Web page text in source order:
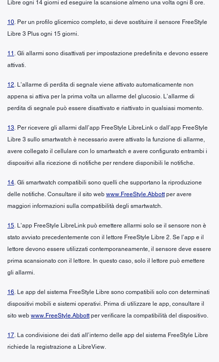
Libre ogni 14 giorni ed eseguire la scansione almeno una volta ogni 8 ore.
10. Per un profilo glicemico completo, si deve sostituire il sensore FreeStyle
Libre 3 Plus ogni 15 giorni.
11 . Gli allarmi sono disattivati per impostazione predefinita e devono essere
attivati.
12. L’allarme di perdita di segnale viene attivato automaticamente non
appena si attiva per la prima volta un allarme del glucosio. L’allarme di
perdita di segnale può essere disattivato e riattivato in qualsiasi momento.
13. Per ricevere gli allarmi dall’app FreeStyle LibreLink o dall’app FreeStyle
Libre 3 sullo smartwatch è necessario avere attivato la funzione di allarme,
avere collegato il cellulare con lo smartwatch e avere configurato entrambi i
dispositivi alla ricezione di notifiche per rendere disponibili le notifiche.
14. Gli smartwatch compatibili sono quelli che supportano la riproduzione
delle notifiche. Consultare il sito web www.FreeStyle.Abbott per avere
maggiori informazioni sulla compatibilità degli smartwatch.
15. L’app FreeStyle LibreLink può emettere allarmi solo se il sensore non è
stato avviato precedentemente con il lettore FreeStyle Libre 2. Se l’app e il
lettore devono essere utilizzati contemporaneamente, il sensore deve essere
prima scansionato con il lettore. In questo caso, solo il lettore può emettere
gli allarmi.
16. Le app del sistema FreeStyle Libre sono compatibili solo con determinati
dispositivi mobili e sistemi operativi. Prima di utilizzare le app, consultare il
sito web www.FreeStyle.Abbott per verificare la compatibilità del dispositivo.
17. La condivisione dei dati all’interno delle app del sistema FreeStyle Libre
richiede la registrazione a LibreView.